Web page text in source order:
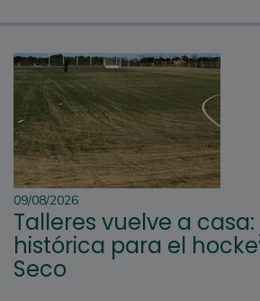
09/08/2026
Talleres vuelve a
histórica para el
Seco